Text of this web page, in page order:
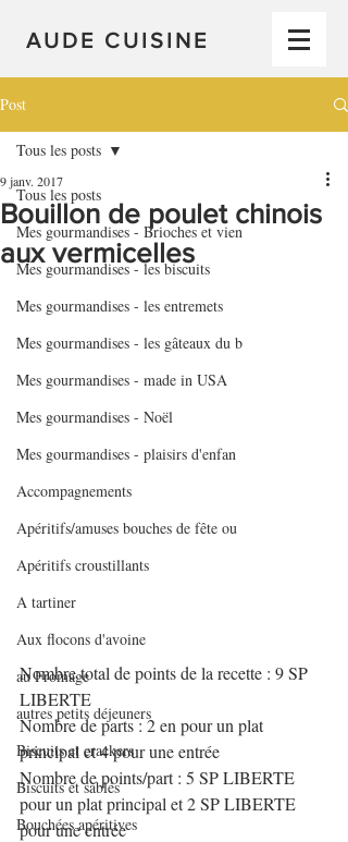
AUDE CUISINE
Post
Tous les posts
Mes gourmandises - Brioches et vien
Mes gourmandises - les biscuits
Mes gourmandises - les entremets
Mes gourmandises - les gâteaux du b
Mes gourmandises - made in USA
Mes gourmandises - Noël
Mes gourmandises - plaisirs d'enfan
Accompagnements
Apéritifs/amuses bouches de fête ou
Apéritifs croustillants
A tartiner
Aux flocons d'avoine
au Fromage
autres petits déjeuners
Biscuits et crackers
Biscuits et sablés
Bouchées apéritives
Tous les posts
Bouillon de poulet chinois
aux vermicelles
9 janv. 2017
Nombre total de points de la recette : 9 SP
LIBERTE
Nombre de parts : 2 en pour un plat
principal et 4 pour une entrée
Nombre de points/part : 5 SP LIBERTE
pour un plat principal et 2 SP LIBERTE
pour une entrée